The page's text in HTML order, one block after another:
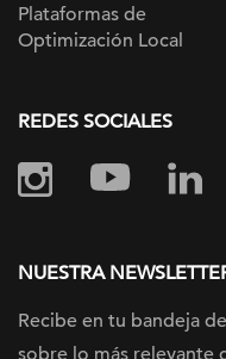
Plataformas de
Optimización Local
REDES SOCIALES
NUESTRA
Recibe en tu bandeja
sobre lo más relevante